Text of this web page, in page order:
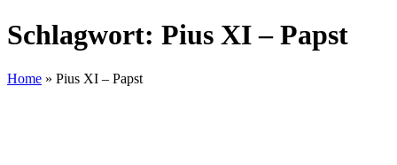
Schlagwort: Pius XI – Papst
Home » Pius XI – Papst